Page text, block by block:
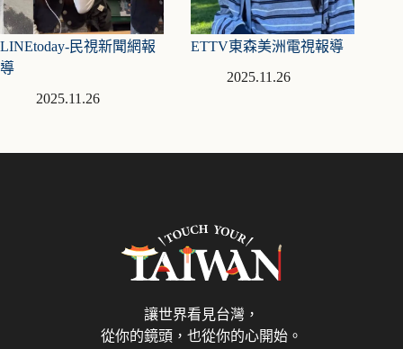
LINEtoday-民視新聞網報
導
2025.11.26
ETTV東森美洲電視報導
2025.11.26
讓世界看見台灣，
從你的鏡頭，也從你的心開始。